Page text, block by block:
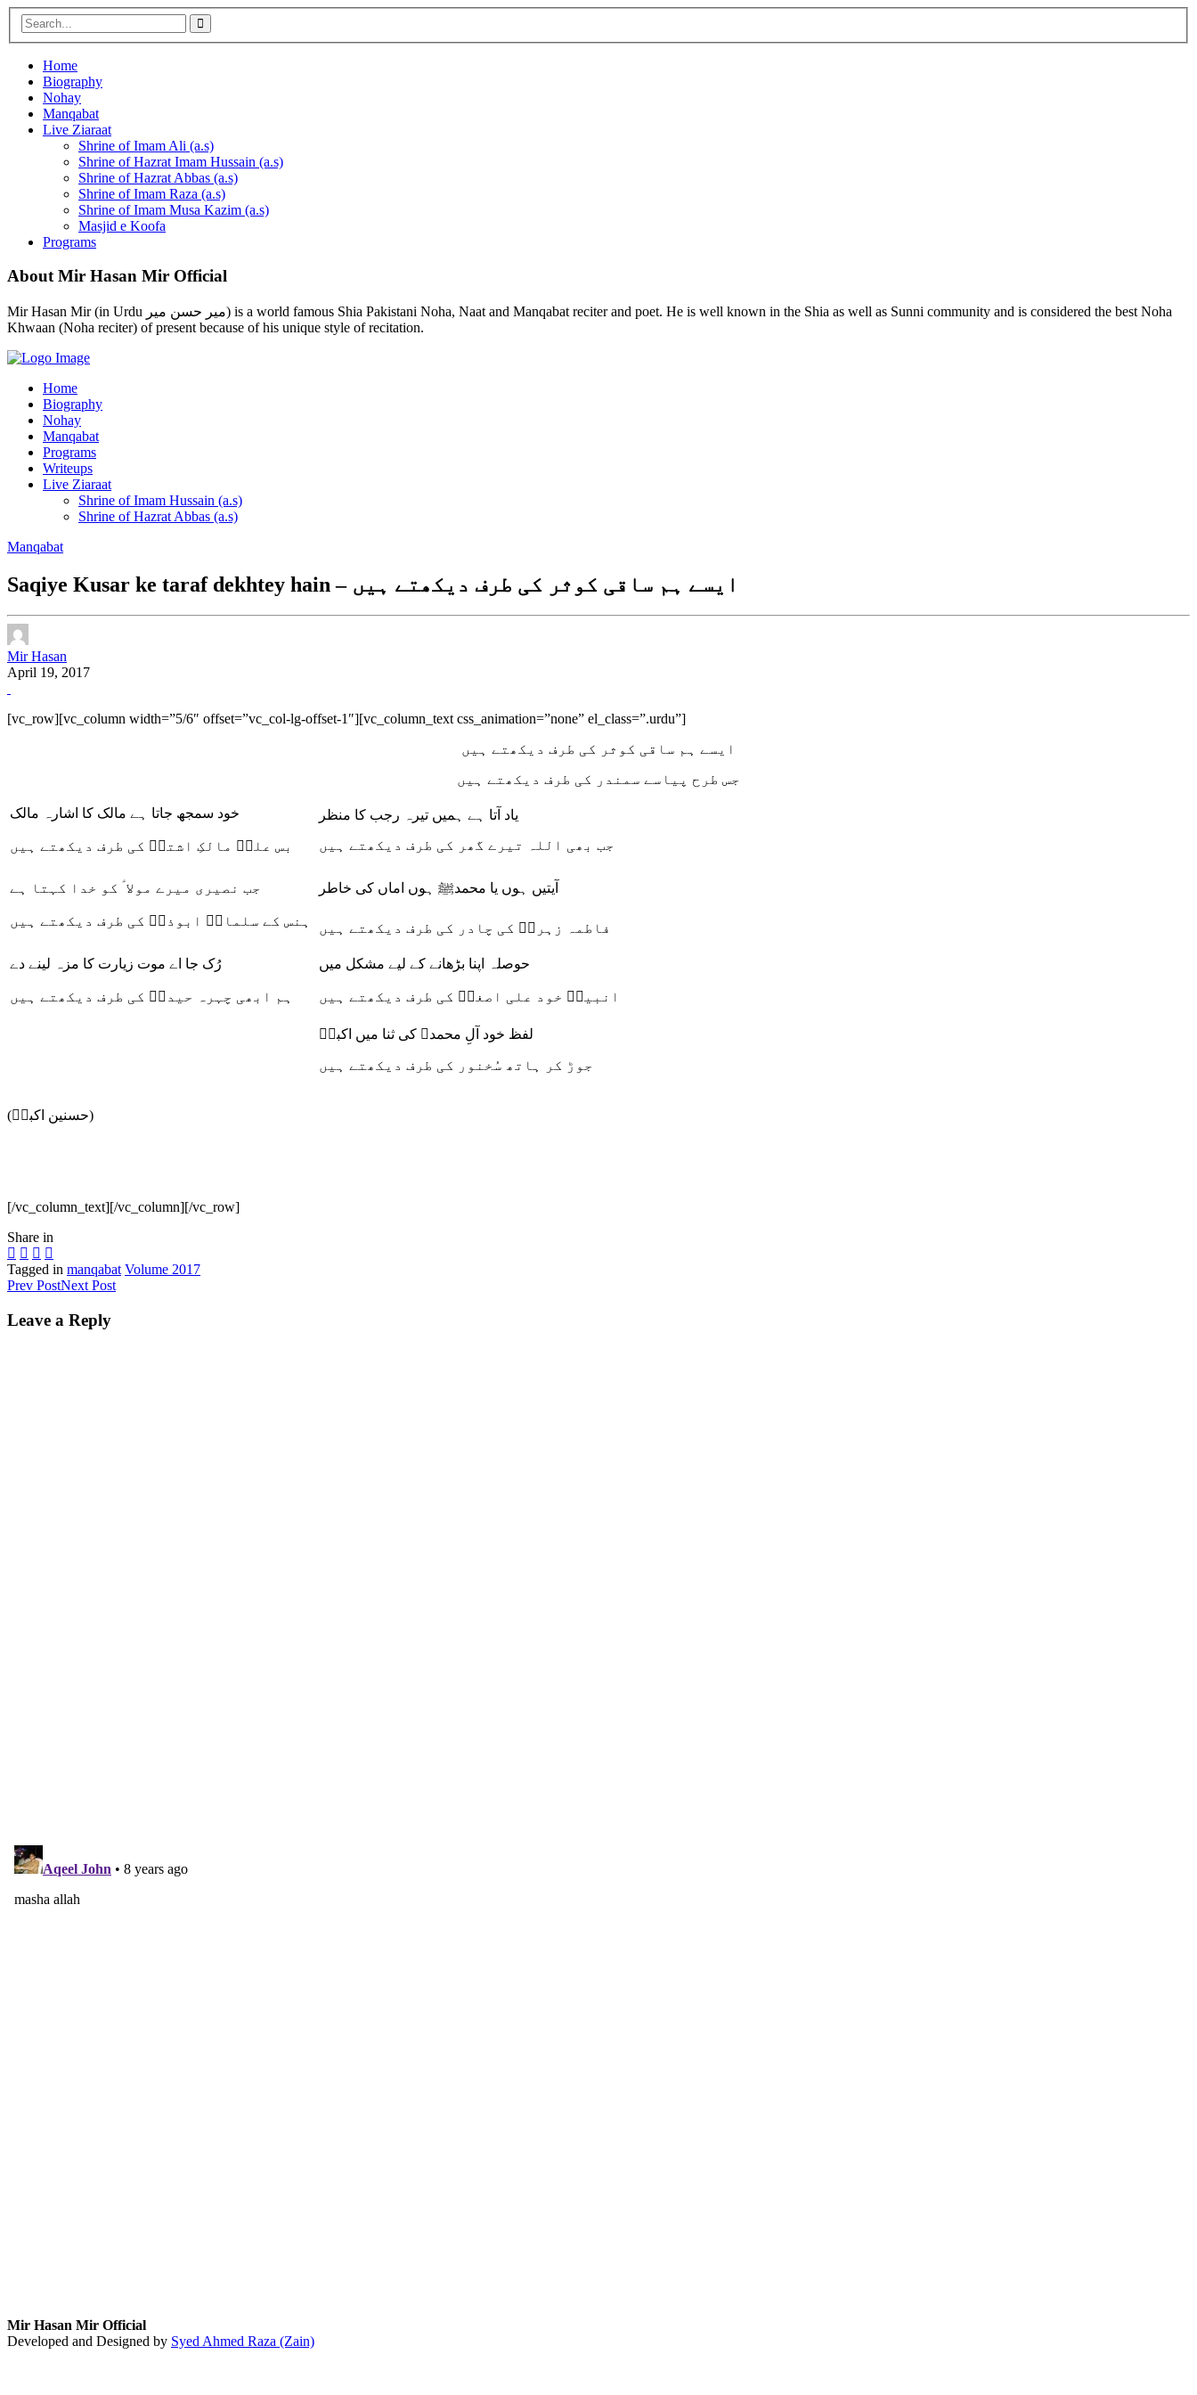
Home
Biography
Nohay
Manqabat
Live Ziaraat
Shrine of Imam Ali (a.s)
Shrine of Hazrat Imam Hussain (a.s)
Shrine of Hazrat Abbas (a.s)
Shrine of Imam Raza (a.s)
Shrine of Imam Musa Kazim (a.s)
Masjid e Koofa
Programs
About Mir Hasan Mir Official
Mir Hasan Mir (in Urdu میر حسن میر) is a world famous Shia Pakistani Noha, Naat and Manqabat reciter and poet. He is well known in the Shia as well as Sunni community and is considered the best Noha
Khwaan (Noha reciter) of present because of his unique style of recitation.
Home
Biography
Nohay
Manqabat
Programs
Writeups
Live Ziaraat
Shrine of Imam Hussain (a.s)
Shrine of Hazrat Abbas (a.s)
Manqabat
Saqiye Kusar ke taraf dekhtey hain – ایسے ہم ساقی کوثر کی طرف دیکھتے ہیں
Mir Hasan
April 19, 2017
[vc_row][vc_column width=”5/6″ offset=”vc_col-lg-offset-1″][vc_column_text css_animation=”none” el_class=”.urdu”]
ایسے ہم ساقی کوثر کی طرف دیکھتے ہیں
جس طرح پیاسے سمندر کی طرف دیکھتے ہیں
خود سمجھ جاتا ہے مالک کا اشارہ مالک
بس علیؑ مالکِ اشترؑ کی طرف دیکھتے ہیں
یاد آتا ہے ہمیں تیرہ رجب کا منظر
جب بھی اللہ تیرے گھر کی طرف دیکھتے ہیں
جب نصیری میرے مولا ؑ کو خدا کہتا ہے
ہنس کے سلمانؑ ابوذرؑ کی طرف دیکھتے ہیں
آیتیں ہوں یا محمدﷺ ہوں اماں کی خاطر
فاطمہ زہرہؑ کی چادر کی طرف دیکھتے ہیں
رُک جا اے موت زیارت کا مزہ لینے دے
ہم ابھی چہرہ حیدرؑ کی طرف دیکھتے ہیں
حوصلہ اپنا بڑھانے کے لیے مشکل میں
انبیاؑ خود علی اصغرؑ کی طرف دیکھتے ہیں
لفظ خود آلِ محمدﷺ کی ثنا میں اکبرؔ
جوڑ کر ہاتھ سُخنور کی طرف دیکھتے ہیں
(حسنین اکبرؔ)
[/vc_column_text][/vc_column][/vc_row]
Share in
Tagged in manqabat Volume 2017
Prev PostNext Post
Leave a Reply
Mir Hasan Mir Official
Developed and Designed by Syed Ahmed Raza (Zain)